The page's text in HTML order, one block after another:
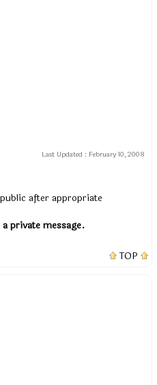
Last Updated : February 10, 2008
after appropriate
private message.
TOP